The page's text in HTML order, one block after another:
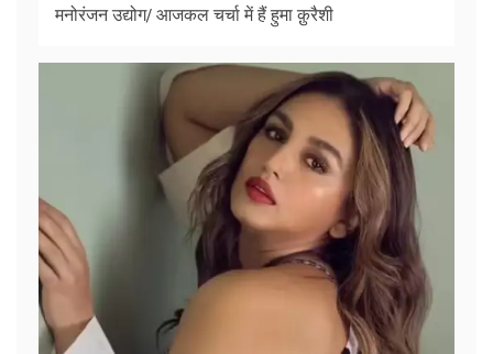
मनोरंजन उद्योग/ आजकल चर्चा में हैं हुमा क़ुरैशी